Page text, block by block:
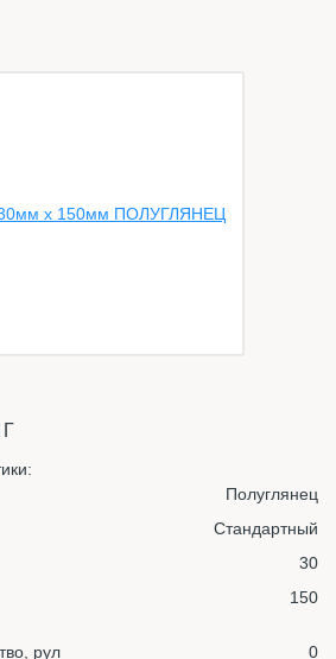
Полуглянец
Стандартный
30
150
рул 0